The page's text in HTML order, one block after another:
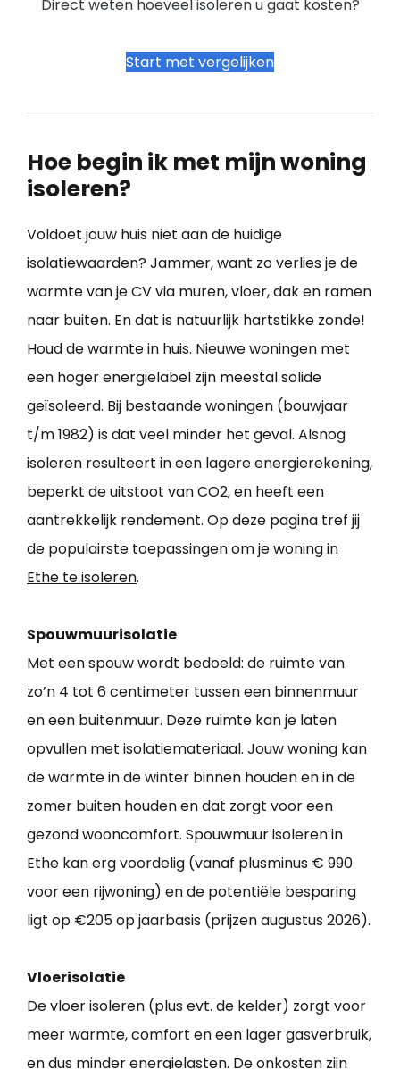
Direct weten hoeveel isoleren u gaat kosten?
Start met vergelijken
Hoe begin ik met mijn woning
isoleren?
Voldoet jouw huis niet aan de huidige
isolatiewaarden? Jammer, want zo verlies je de
warmte van je CV via muren, vloer, dak en ramen
naar buiten. En dat is natuurlijk hartstikke zonde!
Houd de warmte in huis. Nieuwe woningen met
een hoger energielabel zijn meestal solide
geïsoleerd. Bij bestaande woningen (bouwjaar
t/m 1982) is dat veel minder het geval. Alsnog
isoleren resulteert in een lagere energierekening,
beperkt de uitstoot van CO2, en heeft een
aantrekkelijk rendement. Op deze pagina tref jij
de populairste toepassingen om jewoning in
Ethe te isoleren.
Spouwmuurisolatie
Met een spouw wordt bedoeld: de ruimte van
zo’n 4 tot 6 centimeter tussen een binnenmuur
en een buitenmuur. Deze ruimte kan je laten
opvullen met isolatiemateriaal. Jouw woning kan
de warmte in de winter binnen houden en in de
zomer buiten houden en dat zorgt voor een
gezond wooncomfort. Spouwmuur isoleren in
Ethe kan erg voordelig (vanaf plusminus € 990
voor een rijwoning) en de potentiële besparing
ligt op €205 op jaarbasis (prijzen augustus 2026).
Vloerisolatie
De vloer isoleren (plus evt. de kelder) zorgt voor
meer warmte, comfort en een lager gasverbruik,
en dus minder energielasten. De onkosten zijn